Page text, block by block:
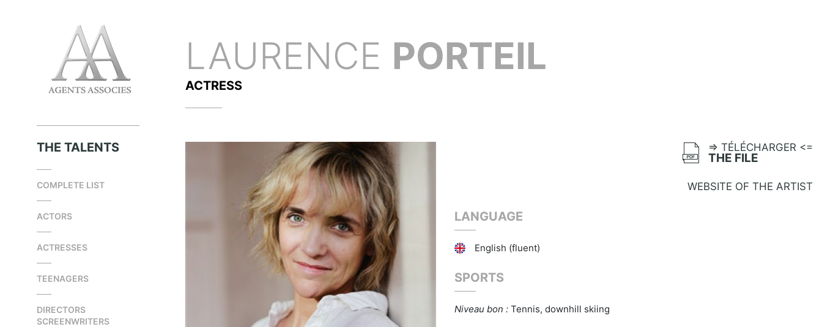
THE TALENTS
COMPLETE LIST
ACTORS
ACTRESSES
TEENAGERS
DIRECTORS
SCREENWRITERS
LAURENCE PORTEIL
ACTRESS
=> TÉLÉCHARGER <=
THE FILE
WEBSITE OF THE ARTIST
LANGUAGE
English (fluent)
SPORTS
Niveau bon : Tennis, downhill skiing